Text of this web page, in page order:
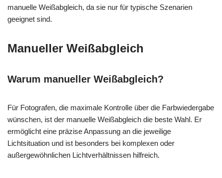
manuelle Weißabgleich, da sie nur für typische Szenarien
geeignet sind.
Manueller Weißabgleich
Warum manueller Weißabgleich?
Für Fotografen, die maximale Kontrolle über die Farbwiedergabe
wünschen, ist der manuelle Weißabgleich die beste Wahl. Er
ermöglicht eine präzise Anpassung an die jeweilige
Lichtsituation und ist besonders bei komplexen oder
außergewöhnlichen Lichtverhältnissen hilfreich.